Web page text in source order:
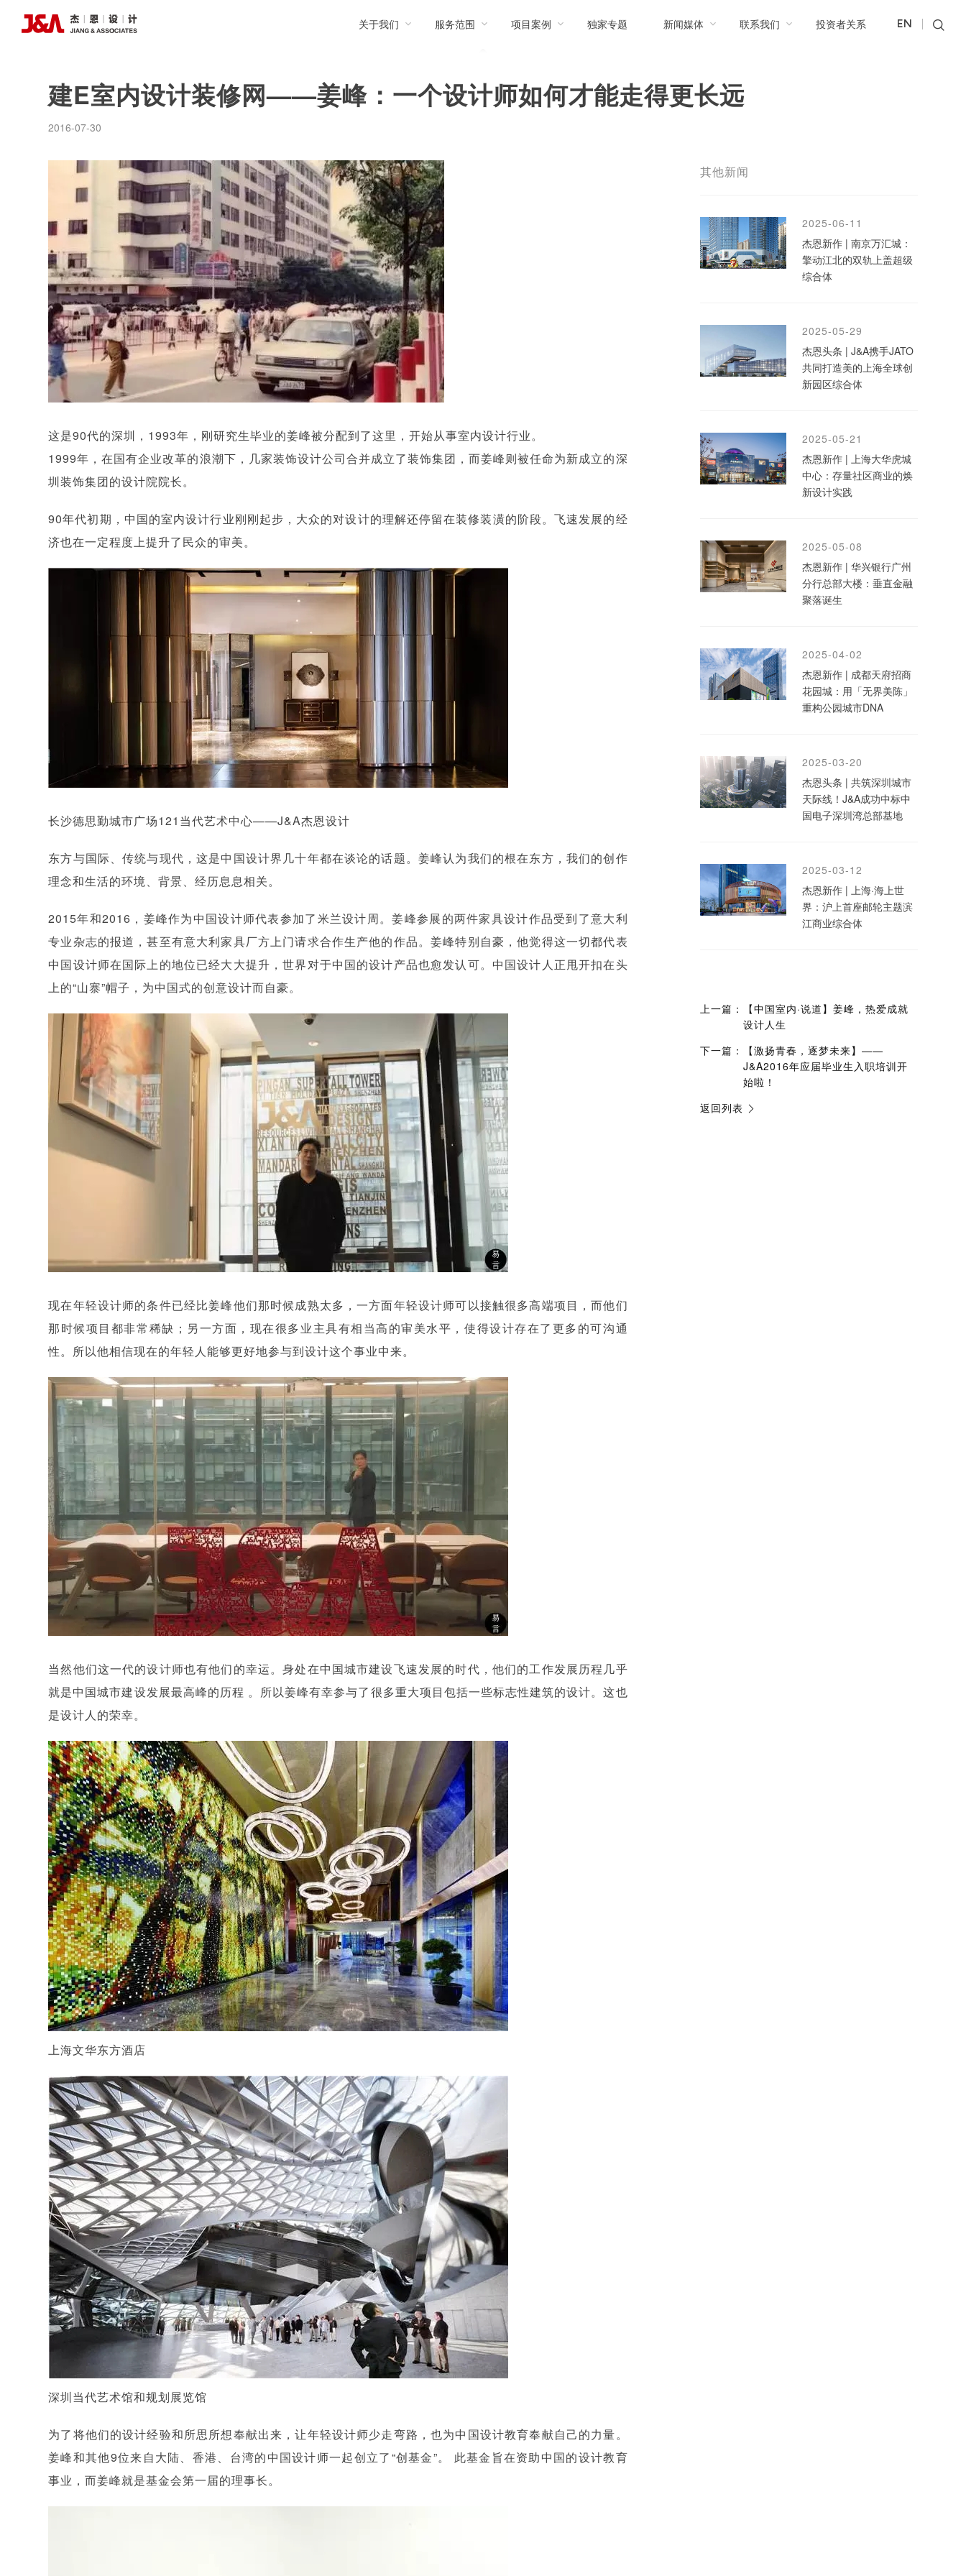
关于我们 服务范围 项目案例 独家专题 新闻媒体 联系我们 投资者关系 EN
建E室内设计装修网——姜峰：一个设计师如何才能走得更长远
2016-07-30
这是90代的深圳，1993年，刚研究生毕业的姜峰被分配到了这里，开始从事室内设计行业。
1999年，在国有企业改革的浪潮下，几家装饰设计公司合并成立了装饰集团，而姜峰则被任命为新成立的深
圳装饰集团的设计院院长。
90年代初期，中国的室内设计行业刚刚起步，大众的对设计的理解还停留在装修装潢的阶段。飞速发展的经
济也在一定程度上提升了民众的审美。
长沙德思勤城市广场121当代艺术中心——J&A杰恩设计
东方与国际、传统与现代，这是中国设计界几十年都在谈论的话题。姜峰认为我们的根在东方，我们的创作
理念和生活的环境、背景、经历息息相关。
2015年和2016，姜峰作为中国设计师代表参加了米兰设计周。姜峰参展的两件家具设计作品受到了意大利
专业杂志的报道，甚至有意大利家具厂方上门请求合作生产他的作品。姜峰特别自豪，他觉得这一切都代表
中国设计师在国际上的地位已经大大提升，世界对于中国的设计产品也愈发认可。中国设计人正甩开扣在头
上的“山寨”帽子，为中国式的创意设计而自豪。
现在年轻设计师的条件已经比姜峰他们那时候成熟太多，一方面年轻设计师可以接触很多高端项目，而他们
那时候项目都非常稀缺；另一方面，现在很多业主具有相当高的审美水平，使得设计存在了更多的可沟通
性。所以他相信现在的年轻人能够更好地参与到设计这个事业中来。
当然他们这一代的设计师也有他们的幸运。身处在中国城市建设飞速发展的时代，他们的工作发展历程几乎
就是中国城市建设发展最高峰的历程 。所以姜峰有幸参与了很多重大项目包括一些标志性建筑的设计。这也
是设计人的荣幸。
上海文华东方酒店
深圳当代艺术馆和规划展览馆
为了将他们的设计经验和所思所想奉献出来，让年轻设计师少走弯路，也为中国设计教育奉献自己的力量。
姜峰和其他9位来自大陆、香港、台湾的中国设计师一起创立了“创基金”。 此基金旨在资助中国的设计教育
事业，而姜峰就是基金会第一届的理事长。
其他新闻
2025-06-11
杰恩新作 | 南京万汇城：
擎动江北的双轨上盖超级
综合体
2025-05-29
杰恩头条 | J&A携手JATO
共同打造美的上海全球创
新园区综合体
2025-05-21
杰恩新作 | 上海大华虎城
中心：存量社区商业的焕
新设计实践
2025-05-08
杰恩新作 | 华兴银行广州
分行总部大楼：垂直金融
聚落诞生
2025-04-02
杰恩新作 | 成都天府招商
花园城：用「无界美陈」
重构公园城市DNA
2025-03-20
杰恩头条 | 共筑深圳城市
天际线！J&A成功中标中
国电子深圳湾总部基地
2025-03-12
杰恩新作 | 上海·海上世
界：沪上首座邮轮主题滨
江商业综合体
上一篇：
【中国室内·说道】姜峰，热爱成就
设计人生
下一篇：
【激扬青春，逐梦未来】——
J&A2016年应届毕业生入职培训开
始啦！
返回列表